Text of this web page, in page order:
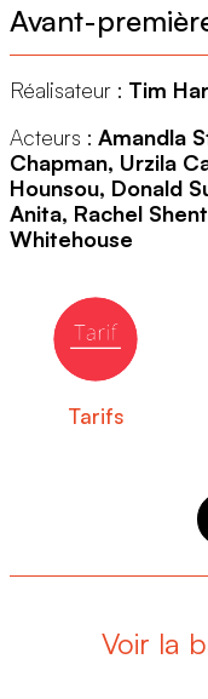
Avant-
Réalisateur : Tim
Acteurs : Amandla
Chapman, Urzila
Hounsou, Donald
Anita, Rachel
Whitehouse
Tarifs
Voir la